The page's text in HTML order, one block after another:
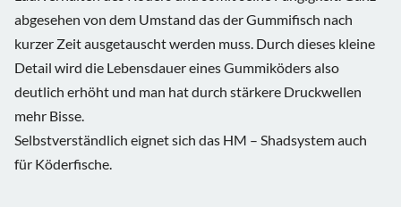
abgesehen von dem Umstand das der Gummifisch nach
kurzer Zeit ausgetauscht werden muss. Durch dieses kleine
Detail wird die Lebensdauer eines Gummiköders also
deutlich erhöht und man hat durch stärkere Druckwellen
mehr Bisse.
Selbstverständlich eignet sich das HM – Shadsystem auch
für Köderfische.